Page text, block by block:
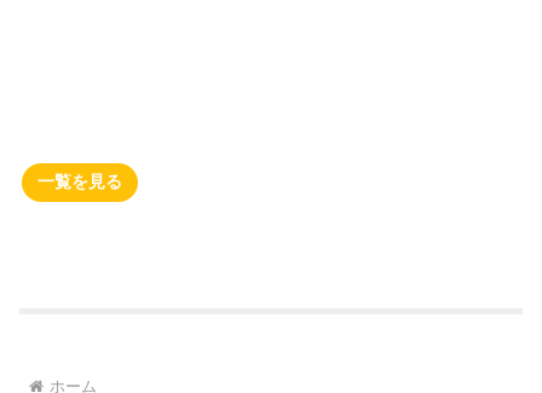
一覧を見る
ホーム